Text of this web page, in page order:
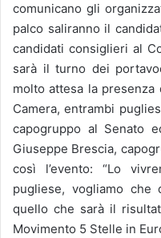
comunicano gli
palco saliranno il
candidati consiglieri al
sarà il turno dei
molto attesa la
Camera, entrambi
capogruppo al Senato
Giuseppe Brescia,
così l’evento: “Lo
pugliese, vogliamo
quello che sarà il
Movimento 5 Stelle in